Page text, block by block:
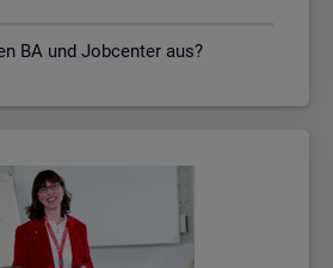
BA und Jobcenter aus?